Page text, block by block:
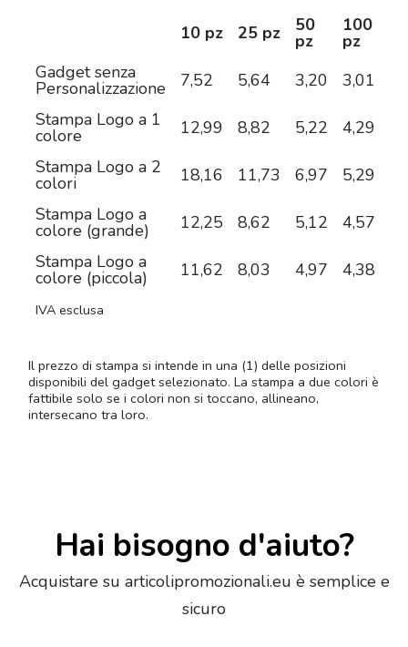
10 pz 25 pz 50
pz
100
pz
Gadget senza
Personalizzazione 7,52 5,64 3,20 3,01
Stampa Logo a 1
colore 12,99 8,82 5,22 4,29
Stampa Logo a 2
colori 18,16 11,73 6,97 5,29
Stampa Logo a
colore (grande) 12,25 8,62 5,12 4,57
Stampa Logo a
colore (piccola) 11,62 8,03 4,97 4,38
IVA esclusa
Il prezzo di stampa si intende in una (1) delle posizioni
disponibili del gadget selezionato. La stampa a due colori è
fattibile solo se i colori non si toccano, allineano,
intersecano tra loro.
Hai bisogno d'aiuto?
Acquistare su articolipromozionali.eu è semplice e
sicuro